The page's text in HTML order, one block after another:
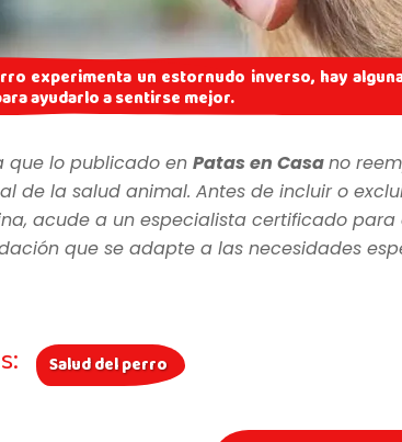
experimenta un estornudo inverso, hay
ayudarlo a sentirse mejor.
que lo publicado en Patas en Casano
de la salud animal. Antes de incluir o
acude a un especialista certificado para
que se adapte a las necesidades
Salud del perro